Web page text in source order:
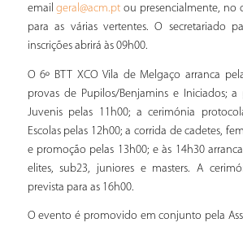
emailgeral@acm.pt ou presencialmente, no
para as várias vertentes. O secretariado
inscrições abrirá às 09h00.
O 6º BTT XCO Vila de Melgaço arranca
provas de Pupilos/Benjamins e Iniciados;
Juvenis pelas 11h00; a cerimónia
Escolas pelas 12h00; a corrida de cadetes,
e promoção pelas 13h00; e às 14h30
elites, sub23, juniores e masters. A
prevista para as 16h00.
O evento é promovido em conjunto pela